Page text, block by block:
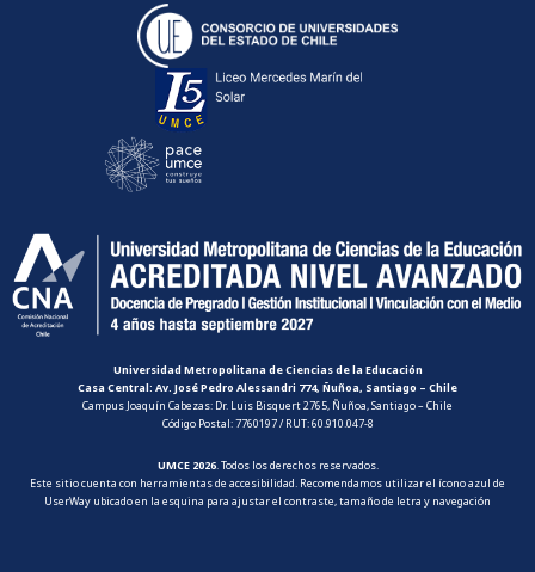
Universidad Metropolitana de Ciencias de la Educación
Casa Central: Av. José Pedro Alessandri 774, Ñuñoa, Santiago – Chile
Campus Joaquín Cabezas: Dr. Luis Bisquert 2765, Ñuñoa, Santiago – Chile
Código Postal: 7760197 / RUT: 60.910.047-8
UMCE 2026. Todos los derechos reservados.
Este sitio cuenta con herramientas de accesibilidad. Recomendamos utilizar el ícono azul de
UserWay ubicado en la esquina para ajustar el contraste, tamaño de letra y navegación